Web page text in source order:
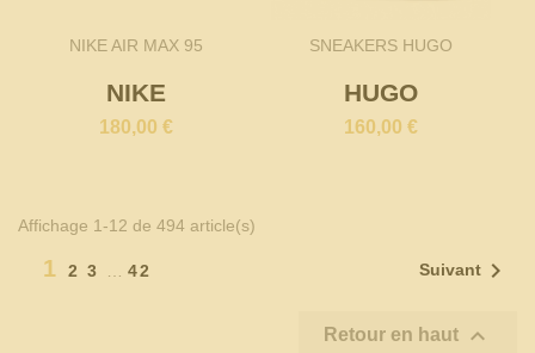
NIKE AIR MAX 95
NIKE
180,00 €
SNEAKERS HUGO
HUGO
160,00 €
Affichage 1-12 de 494 article(s)
1 2 3 … 42 Suivant 
Retour en haut 